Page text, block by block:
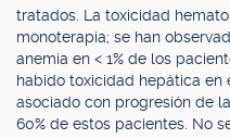
tratados. La toxicidad
monoterapia; se han
anemia en < 1% de los
habido toxicidad hepática en
asociado con progresión de
60% de estos pacientes. No